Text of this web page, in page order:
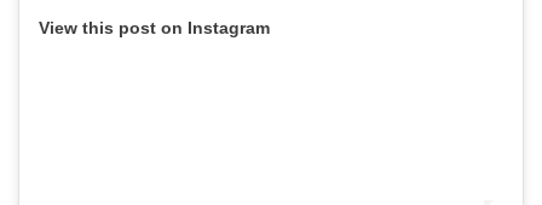
View this post on Instagram